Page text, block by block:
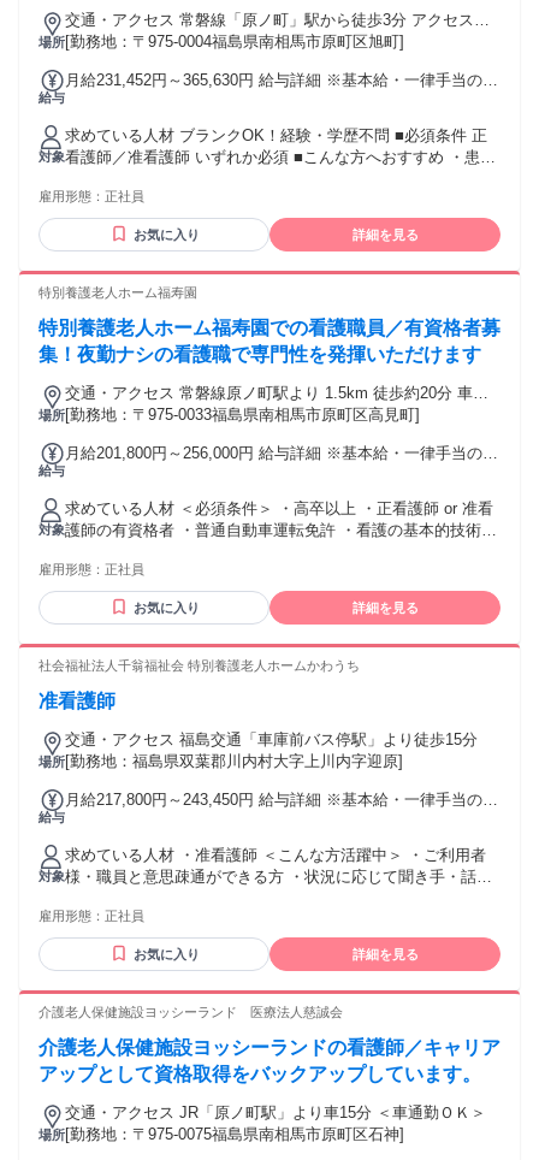
（実績） ※昇給、賞与は事業実績によります。 ■試用期間3ヶ
月（同条件）
場所
交通・アクセス 常磐線「原ノ町」駅から徒歩3分 アクセスが
良く、職員・患者さん双方にとって便利な場所です。 車通勤
[勤務地：〒975-0004福島県南相馬市原町区旭町]
給与
月給231,452円～365,630円 給与詳細 ※基本給・一律手当の総
し 【一律手当】 全員に一律で支払われる通勤・皆勤・家族手
当金額：なし 全員に一律で支払われるその他手当金額：あり
1ヶ月あたり6万7252円 〜 7万6630円 【月額】231,452円 〜
365,630円 ※夜勤月4回想定 ※給与は経験、能力、資格等の有
24,500円 夜勤手当 42,800円(1回10,700円×4回想定) 定時深夜
手当：6,482円～9,330円 ー ▼准看護師 月給 231,452円～
316,717円 ＜給与内訳＞ 基本給 164,200円～247,000円 資格手
当 19,000円 夜勤手当 42,800円(1回10,700円×4回想定) 定時深
夜手当：5,452円～7,917円 【別途支給】 ■勤続給 1,000円/年
■通勤手当実費支給 上限月額50,000円 ■昇給あり 月あたり
2,000円～8,000円（実績） ■賞与あり 年2回 計 2.60ヶ月分
（実績） ※昇給、賞与は事業実績によります。 ■試用期間3ヶ
月（同条件）
対象
求めている人材 ブランクOK！経験・学歴不問 ■必須条件 正
看護師／准看護師 いずれか必須 ■こんな方へおすすめ ・患者
い方 ・家庭やプライベートとの両立を大事にしたい方 年齢の
条件と理由：あり（■例外事由1号・64歳以下（定年のため）
■例外事由2号・18歳以上 （労働基準法））
雇用形態： 正社員
お気に入り 詳細を見る
特別養護老人ホーム福寿園
特別養護老人ホーム福寿園での看護職員／有資格者募
集！夜勤ナシの看護職で専門性を発揮いただけます
場所
交通・アクセス 常磐線原ノ町駅より 1.5km 徒歩約20分 車通
勤可・駐車場完備
[勤務地：〒975-0033福島県南相馬市原町区高見町]
給与
月給201,800円～256,000円 給与詳細 ※基本給・一律手当の総
【一律手当】 全員に一律で支払われる通勤・皆勤・家族手当
金額：なし 全員に一律で支払われるその他手当金額：あり 1
ヶ月あたり2万1000円 基本給：180,800円～235,000円 一律手
当： 特殊業務手当 6,000円 処遇改善手当 15,000円 【その他
当：最大27,000円／月 ・オンコール待機手当：2000円／回 ・
資格手当：3,000円 ※2資格目より支給
対象
求めている人材 ＜必須条件＞ ・高卒以上 ・正看護師 or 准看
護師の有資格者 ・普通自動車運転免許 ・看護の基本的技術が
く笑顔を絶やさず健康であることを意識している方 ・人と接
することが好きな方 ・失敗を恐れずチャレンジできる方 ・周
囲に目配り、気配りができる方
雇用形態： 正社員
お気に入り 詳細を見る
社会福祉法人千翁福祉会 特別養護老人ホームかわうち
准看護師
場所
交通・アクセス 福島交通「車庫前バス停駅」より徒歩15分
[勤務地：福島県双葉郡川内村大字上川内字迎原]
給与
月給217,800円～243,450円 給与詳細 ※基本給・一律手当の総
し 【一律手当】 全員に一律で支払われる通勤・皆勤・家族手
当金額：なし 全員に一律で支払われるその他手当金額：あり
1ヶ月あたり7万2400円 月給217,800円〜243,450円 一律手当
含む ※職務手当：10,000円 ※資格手当：2,000円 ※特別手当
当：1,000円（1回） ■扶養手当：配偶者5,000円/被扶養3,000
円～ ■住宅手当あり（支給対象：世帯主） ・持家：3,000円／
月 ・賃貸：1,000～24,000円 ※家賃月額１万円以上に限る
対象
求めている人材 ・准看護師 ＜こんな方活躍中＞ ・ご利用者
様・職員と意思疎通ができる方 ・状況に応じて聞き手・話し
雇用形態： 正社員
お気に入り 詳細を見る
介護老人保健施設ヨッシーランド 医療法人慈誠会
介護老人保健施設ヨッシーランドの看護師／キャリア
アップとして資格取得をバックアップしています。
場所
交通・アクセス JR「原ノ町駅」より車15分 ＜車通勤ＯＫ＞
[勤務地：〒975-0075福島県南相馬市原町区石神]